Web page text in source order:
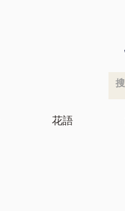
花語